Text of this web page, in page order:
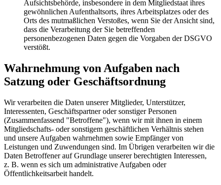
Aufsichtsbehörde, insbesondere in dem Mitgliedstaat ihres
gewöhnlichen Aufenthaltsorts, ihres Arbeitsplatzes oder des
Orts des mutmaßlichen Verstoßes, wenn Sie der Ansicht sind,
dass die Verarbeitung der Sie betreffenden
personenbezogenen Daten gegen die Vorgaben der DSGVO
verstößt.
Wahrnehmung von Aufgaben nach
Satzung oder Geschäftsordnung
Wir verarbeiten die Daten unserer Mitglieder, Unterstützer,
Interessenten, Geschäftspartner oder sonstiger Personen
(Zusammenfassend "Betroffene"), wenn wir mit ihnen in einem
Mitgliedschafts- oder sonstigem geschäftlichen Verhältnis stehen
und unsere Aufgaben wahrnehmen sowie Empfänger von
Leistungen und Zuwendungen sind. Im Übrigen verarbeiten wir die
Daten Betroffener auf Grundlage unserer berechtigten Interessen,
z. B. wenn es sich um administrative Aufgaben oder
Öffentlichkeitsarbeit handelt.